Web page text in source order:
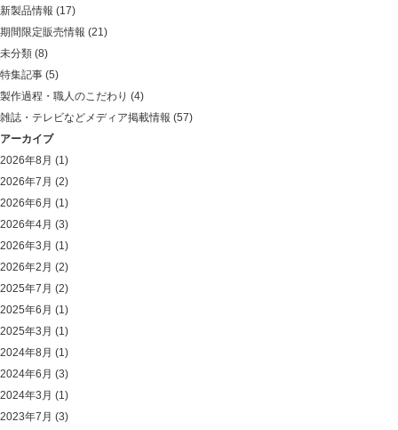
新製品情報 (17)
期間限定販売情報 (21)
未分類 (8)
特集記事 (5)
製作過程・職人のこだわり (4)
雑誌・テレビなどメディア掲載情報 (57)
アーカイブ
2026年8月 (1)
2026年7月 (2)
2026年6月 (1)
2026年4月 (3)
2026年3月 (1)
2026年2月 (2)
2025年7月 (2)
2025年6月 (1)
2025年3月 (1)
2024年8月 (1)
2024年6月 (3)
2024年3月 (1)
2023年7月 (3)